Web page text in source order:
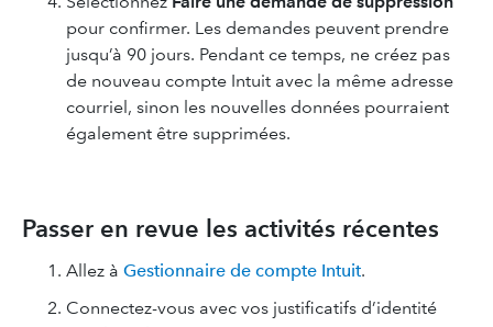
pour confirmer. Les demandes peuvent prendre
jusqu’à 90 jours. Pendant ce temps, ne créez pas
de nouveau compte Intuit avec la même adresse
courriel, sinon les nouvelles données pourraient
également être supprimées.
Passer en revue les activités récentes
Allez à Gestionnaire de compte Intuit.
Connectez-vous avec vos justificatifs d’identité